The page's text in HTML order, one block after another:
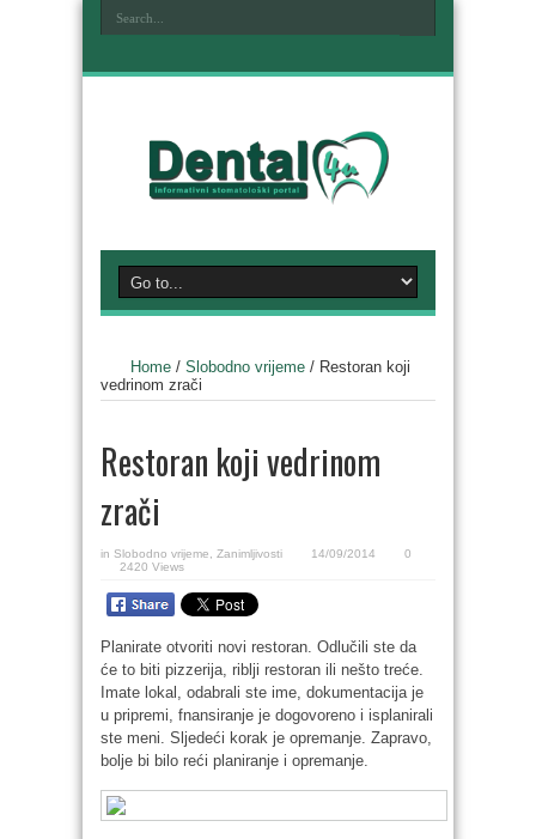
Home / Slobodno vrijeme / Restoran koji
vedrinom zrači
Restoran koji vedrinom
zrači
in Slobodno vrijeme Zanimljivosti 14/09/2014
0
2420 Views
Planirate otvoriti novi restoran. Odlučili ste da
će to biti pizzerija, riblji restoran ili nešto treće.
Imate lokal, odabrali ste ime, dokumentacija je
u pripremi, fnansiranje je dogovoreno i isplanirali
ste meni. Sljedeći korak je opremanje. Zapravo,
bolje bi bilo reći planiranje i opremanje.